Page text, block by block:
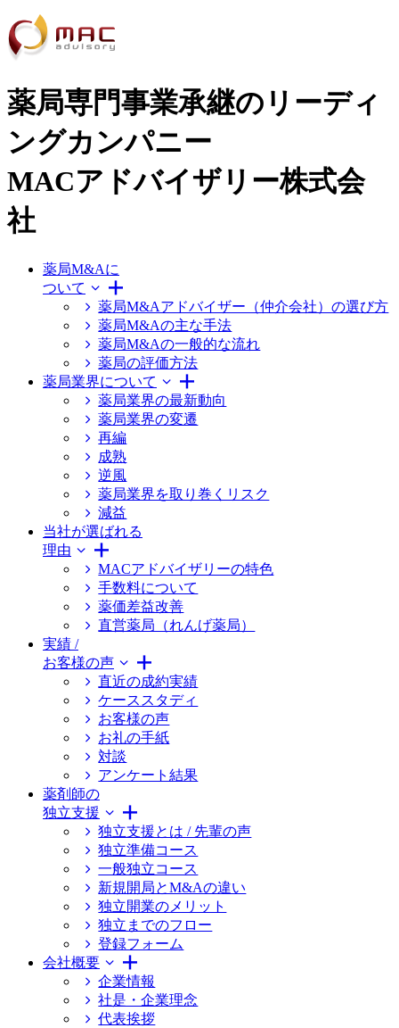
薬局専門事業承継のリーディ
ングカンパニー
MACアドバイザリー株式会
社
薬局M&Aに
ついて
薬局M&Aアドバイザー（仲介会社）の選び方
薬局M&Aの主な手法
薬局M&Aの一般的な流れ
薬局の評価方法
薬局業界について
薬局業界の最新動向
薬局業界の変遷
再編
成熟
逆風
薬局業界を取り巻くリスク
減益
当社が選ばれる
理由
MACアドバイザリーの特色
手数料について
薬価差益改善
直営薬局（れんげ薬局）
実績 /
お客様の声
直近の成約実績
ケーススタディ
お客様の声
お礼の手紙
対談
アンケート結果
薬剤師の
独立支援
独立支援とは / 先輩の声
独立準備コース
一般独立コース
新規開局とM&Aの違い
独立開業のメリット
独立までのフロー
登録フォーム
会社概要
企業情報
社是・企業理念
代表挨拶